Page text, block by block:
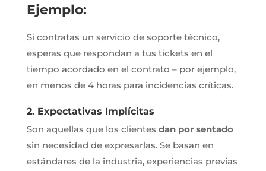
Ejemplo:
Si contratas un servicio de soporte técnico,
esperas que respondan a tus tickets en el
tiempo acordado en el contrato – por ejemplo,
en menos de 4 horas para incidencias críticas.
2. Expectativas Implícitas
Son aquellas que los clientes dan por sentado
sin necesidad de expresarlas. Se basan en
estándares de la industria, experiencias previas